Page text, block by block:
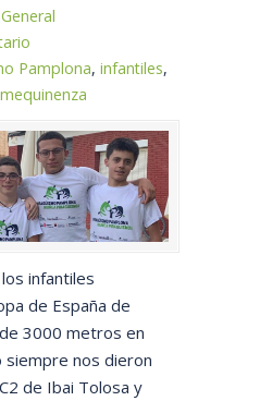
General
Pamplona, infantiles,
mequinenza
infantiles
de España de
3000 metros en
siempre nos dieron
de Ibai Tolosa y